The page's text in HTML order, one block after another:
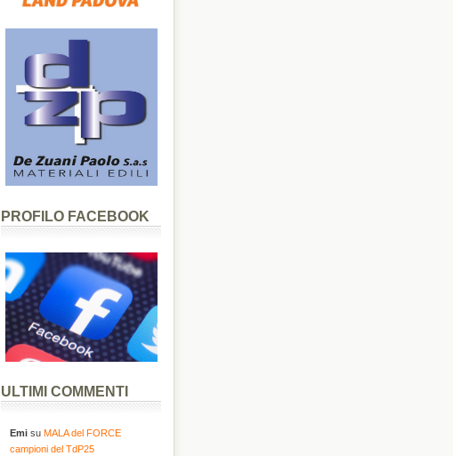
PROFILO FACEBOOK
ULTIMI COMMENTI
Emisu MALA del FORCE
campioni del TdP25